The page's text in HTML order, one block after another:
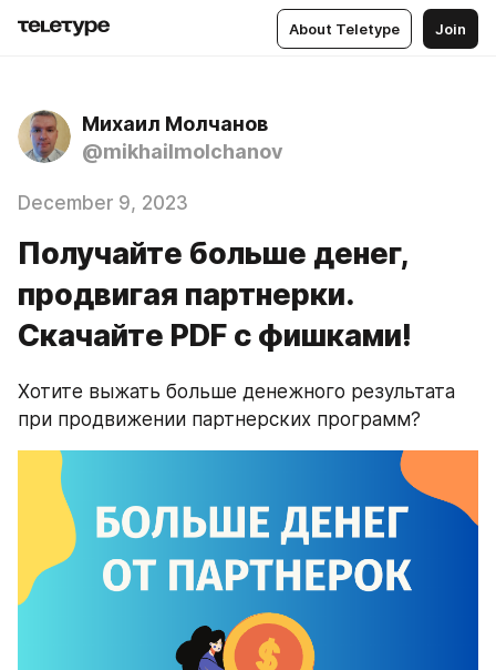
About Teletype Join
Михаил Молчанов
@mikhailmolchanov
December 9, 2023
Получайте больше денег,
продвигая партнерки.
Скачайте PDF c фишками!
Хотите выжать больше денежного результата
при продвижении партнерских программ?